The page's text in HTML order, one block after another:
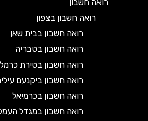
רואה חשבון בצפון
רואה חשבון בבית שאן
רואה חשבון בטבריה
רואה חשבון בטירת כרמל
רואה חשבון ביקנעם עילית
רואה חשבון בכרמיאל
רואה חשבון במגדל העמק